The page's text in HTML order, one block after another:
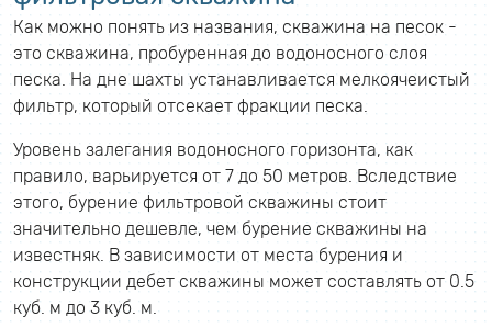
Как можно понять из названия, скважина на песок -
это скважина, пробуренная до водоносного слоя
песка. На дне шахты устанавливается мелкоячеистый
фильтр, который отсекает фракции песка.
Уровень залегания водоносного горизонта, как
правило, варьируется от 7 до 50 метров. Вследствие
этого, бурение фильтровой скважины стоит
значительно дешевле, чем бурение скважины на
известняк. В зависимости от места бурения и
конструкции дебет скважины может составлять от 0.5
куб. м до 3 куб. м.